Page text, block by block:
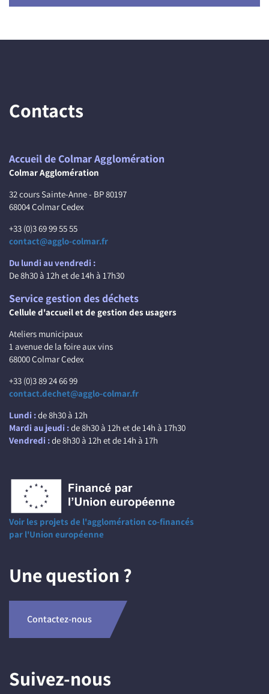
Contacts
Accueil de Colmar Agglomération
Colmar Agglomération
32 cours Sainte-Anne - BP 80197
68004 Colmar Cedex
+33 (0)3 69 99 55 55
contact@agglo-colmar.fr
Du lundi au vendredi :
De 8h30 à 12h et de 14h à 17h30
Service gestion des déchets
Cellule d'accueil et de gestion des usagers
Ateliers municipaux
1 avenue de la foire aux vins
68000 Colmar Cedex
+33 (0)3 89 24 66 99
contact.dechet@agglo-colmar.fr
Lundi :de 8h30 à 12h
Mardi au jeudi :de 8h30 à 12h et de 14h à 17h30
Vendredi :de 8h30 à 12h et de 14h à 17h
Voir les projets de l'agglomération co-financés
par l'Union européenne
Une question ?
Contactez-nous
Suivez-nous